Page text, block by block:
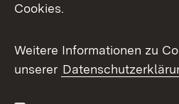
Youtube
Kontakt
Cookies.
Weitere Informationen zu
unserer